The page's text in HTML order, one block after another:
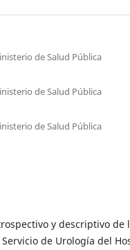
de Salud Pública
de Salud Pública
de Salud Pública
y descriptivo de
de Urología del